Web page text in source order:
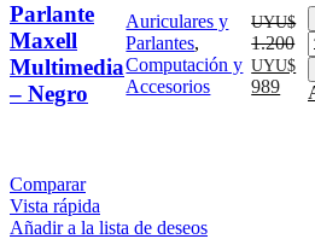
Parlante
Maxell
Multimedia
– Negro
Auriculares y
Parlantes,
Computación y
Accesorios
UYU$
1.200
El
precio
original
UYU$
989
Comparar
Vista rápida
Añadir a la lista de deseos